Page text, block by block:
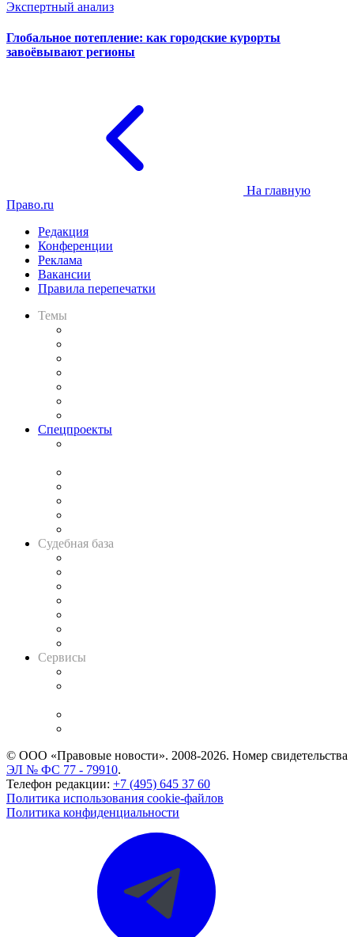
Экспертный анализ
Глобальное потепление: как городские курорты
завоёвывают регионы
На главную
Право.ru
Редакция
Конференции
Реклама
Вакансии
Правила перепечатки
Темы
Спецпроекты
Судебная база
Сервисы
© ООО «Правовые новости». 2008-2026. Номер свидетельства
ЭЛ № ФС 77 - 79910.
Телефон редакции: +7 (495) 645 37 60
Политика использования cookie-файлов
Политика конфиденциальности